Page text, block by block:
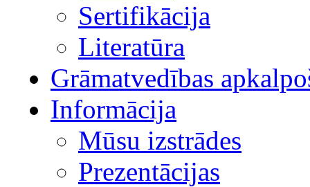
Sertifikācija
Literatūra
Grāmatvedības
Informācija
Mūsu izstrādes
Prezentācijas